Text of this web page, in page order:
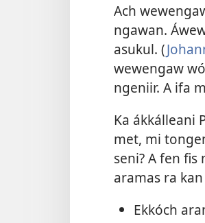
Ach
ngawan.
asukul. (
wewengaw
ngeniir. A ifa
Ka ákkálleani
met, mi
seni? A fen
aramas ra
Ekkóch